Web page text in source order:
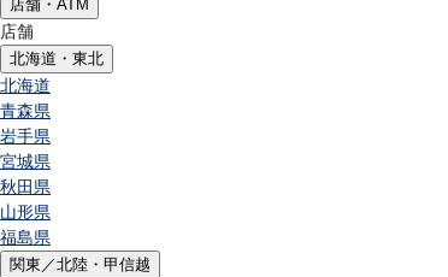
店舗・ATM
店舗
北海道・東北
北海道
青森県
岩手県
宮城県
秋田県
山形県
福島県
関東／北陸・甲信越